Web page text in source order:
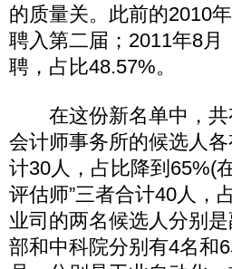
的质量关。此前的2010
聘入第二届；2011年8
聘，占比48.57%。
在这份新名单中，共
会计师事务所的候选人
计30人，占比降到65%(
评估师”三者合计40人，
业司的两名候选人分别
部和中科院分别有4名和